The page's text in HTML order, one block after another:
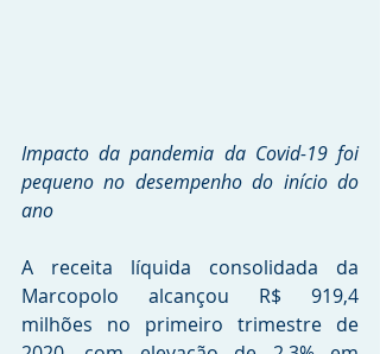
Impacto da pandemia da Covid-19 foi
pequeno no desempenho do início do
ano
A receita líquida consolidada da
Marcopolo alcançou R$ 919,4
milhões no primeiro trimestre de